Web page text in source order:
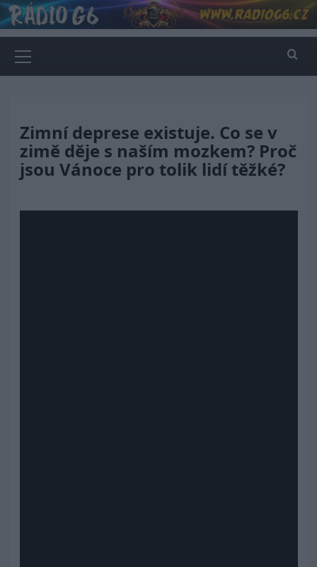
Skip
to
content
Menu
Zimní deprese existuje. Co se v
zimě děje s naším mozkem? Proč
jsou Vánoce pro tolik lidí těžké?